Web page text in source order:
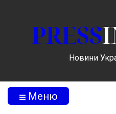
PRESS
Новини
Меню